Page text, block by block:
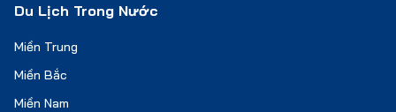
Du Lịch Trong Nước
Miền Trung
Miền Bắc
Miền Nam